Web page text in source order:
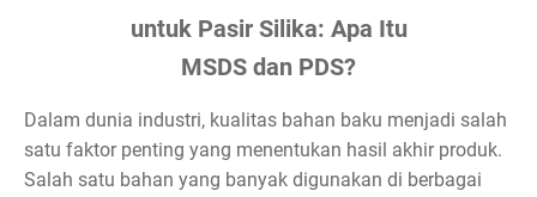
untuk Pasir Silika: Apa Itu
MSDS dan PDS?
Dalam dunia industri, kualitas bahan baku menjadi salah
satu faktor penting yang menentukan hasil akhir produk.
Salah satu bahan yang banyak digunakan di berbagai